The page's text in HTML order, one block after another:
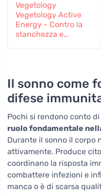
Vegetology
Vegetology Active
Energy - Contro la
stanchezza e
Il sonno come
difese
Pochi si rendono conto
ruolo fondamentale
Durante il sonno il corpo
attivamente. Produce
coordinano la risposta
combattere infezioni e
manca o è di scarsa